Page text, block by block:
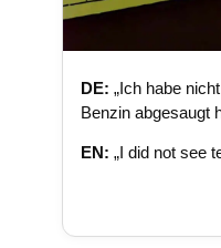
DE: „Ich habe
Benzin abgesaugt
EN: „I did not see